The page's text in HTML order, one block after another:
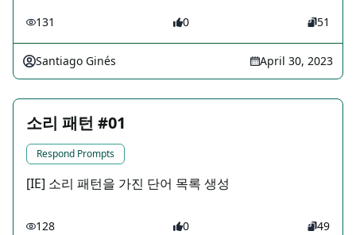
131 0 51
Santiago Ginés April 30, 2023
소리 패턴 #01
Respond Prompts
[IE] 소리 패턴을 가진 단어 목록 생성
128 0 49